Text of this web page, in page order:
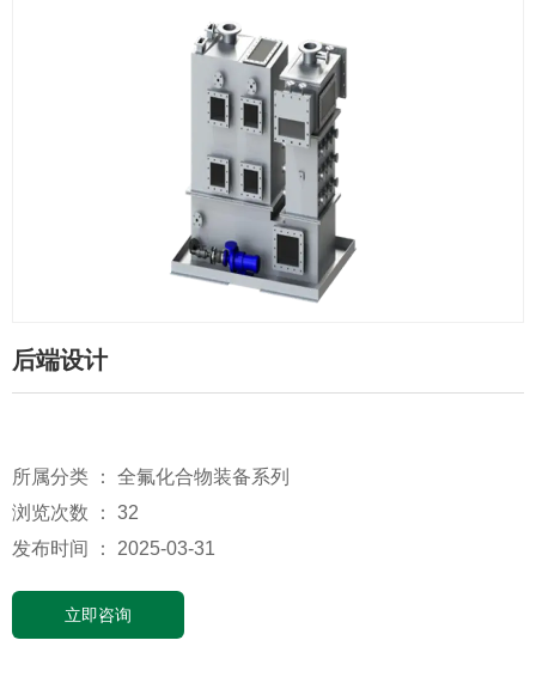
后端设计
所属分类 ：
全氟化合物装备系列
浏览次数 ： 32
发布时间 ： 2025-03-31
立即咨询